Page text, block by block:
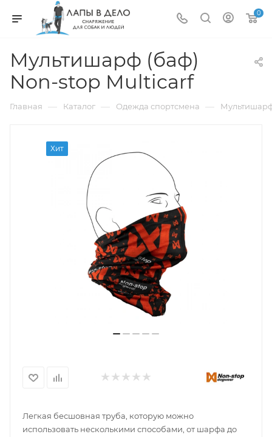
0
Мультишарф (баф)
Non-stop Multicarf
Главная — Каталог — Одежда спортсмена —
Хит
Легкая бесшовная труба, которую можно
использовать несколькими способами, от шарфа до